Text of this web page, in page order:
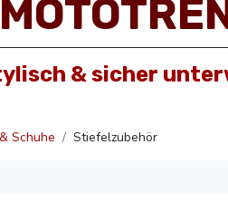
& sicher
Schuhe Stiefelzubehör